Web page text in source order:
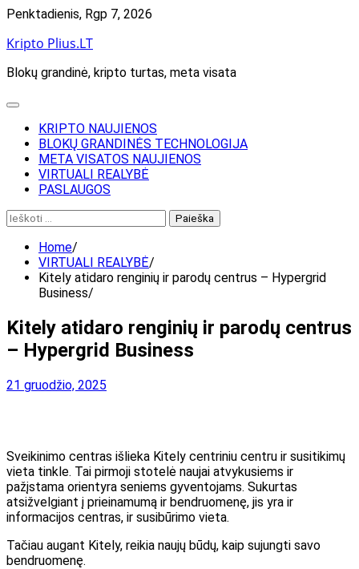
Skip
content
Penktadienis, Rgp 7, 2026
Kripto Plius.LT
Blokų grandinė, kripto turtas, meta visata
KRIPTO NAUJIENOS
BLOKŲ GRANDINĖS TECHNOLOGIJA
META VISATOS NAUJIENOS
VIRTUALI REALYBĖ
PASLAUGOS
Ieškoti:
Home
VIRTUALI REALYBĖ
Kitely atidaro renginių ir parodų centrus – Hypergrid
Business
Kitely atidaro renginių ir parodų centrus
– Hypergrid Business
21 gruodžio, 2025
Sveikinimo centras išlieka Kitely centriniu centru ir susitikimų
vieta tinkle. Tai pirmoji stotelė naujai atvykusiems ir
pažįstama orientyra seniems gyventojams. Sukurtas
atsižvelgiant į prieinamumą ir bendruomenę, jis yra ir
informacijos centras, ir susibūrimo vieta.
Tačiau augant Kitely, reikia naujų būdų, kaip sujungti savo
bendruomenę.